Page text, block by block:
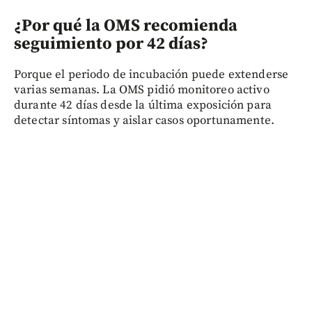
¿Por qué la OMS recomienda
seguimiento por 42 días?
Porque el periodo de incubación puede extenderse
varias semanas. La OMS pidió monitoreo activo
durante 42 días desde la última exposición para
detectar síntomas y aislar casos oportunamente.